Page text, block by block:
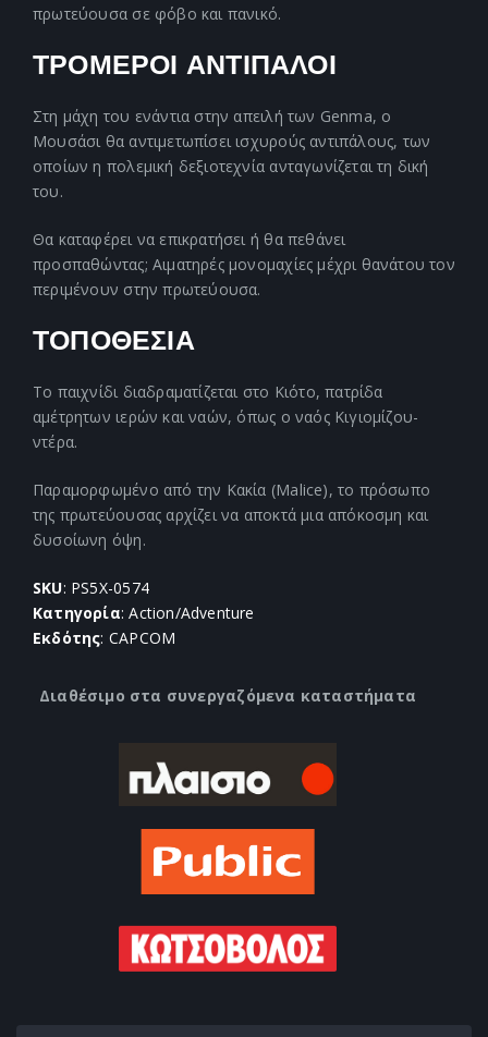
πρωτεύουσα σε φόβο και πανικό.
ΤΡΟΜΕΡΟΙ ΑΝΤΙΠΑΛΟΙ
Στη μάχη του ενάντια στην απειλή των Genma, ο
Μουσάσι θα αντιμετωπίσει ισχυρούς αντιπάλους, των
οποίων η πολεμική δεξιοτεχνία ανταγωνίζεται τη δική
του.
Θα καταφέρει να επικρατήσει ή θα πεθάνει
προσπαθώντας; Αιματηρές μονομαχίες μέχρι θανάτου τον
περιμένουν στην πρωτεύουσα.
ΤΟΠΟΘΕΣΙΑ
Το παιχνίδι διαδραματίζεται στο Κιότο, πατρίδα
αμέτρητων ιερών και ναών, όπως ο ναός Κιγιομίζου-
ντέρα.
Παραμορφωμένο από την Κακία (Malice), το πρόσωπο
της πρωτεύουσας αρχίζει να αποκτά μια απόκοσμη και
δυσοίωνη όψη.
SKU: PS5X-0574
Κατηγορία: Action/Adventure
Εκδότης: CAPCOM
Διαθέσιμο στα συνεργαζόμενα καταστήματα